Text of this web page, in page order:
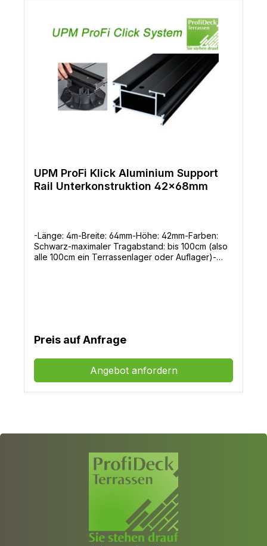
UPM ProFi Klick Aluminium Support
Rail Unterkonstruktion 42x68mm
-Länge: 4m-Breite: 64mm-Höhe: 42mm-Farben:
Schwarz-maximaler Tragabstand: bis 100cm (also
alle 100cm ein Terrassenlager oder Auflager)-
Deutscher Tech. Support-Made in Germany
Preis auf Anfrage
Angebot anfordern